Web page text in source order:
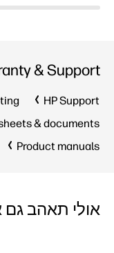
& Support
HP Support
& documents
Product manuals
אולי תאהב גם